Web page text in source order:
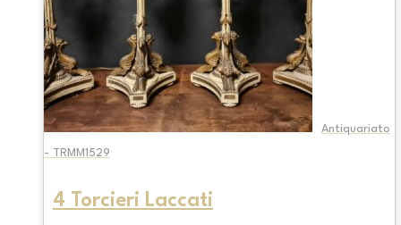
Antiquariato
- TRMM1529
4 Torcieri Laccati